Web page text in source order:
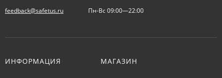
feedback@safetus.ru Пн-Вс 09:00—22:00
ИНФОРМАЦИЯ МАГАЗИН